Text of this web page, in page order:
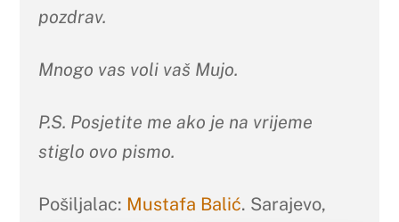
pozdrav.
Mnogo vas voli vaš Mujo.
P.S. Posjetite me ako je na vrijeme
stiglo ovo pismo.
Pošiljalac: Mustafa Balić. Sarajevo,